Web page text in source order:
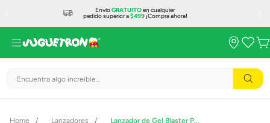
EnvíoGRATUITOen cualquier
pedido superior a$499¡Compra ahora!
Encuentra algo increíble...
Lanzadores Lanzador de Gel Blaster Pequeño X-Shot